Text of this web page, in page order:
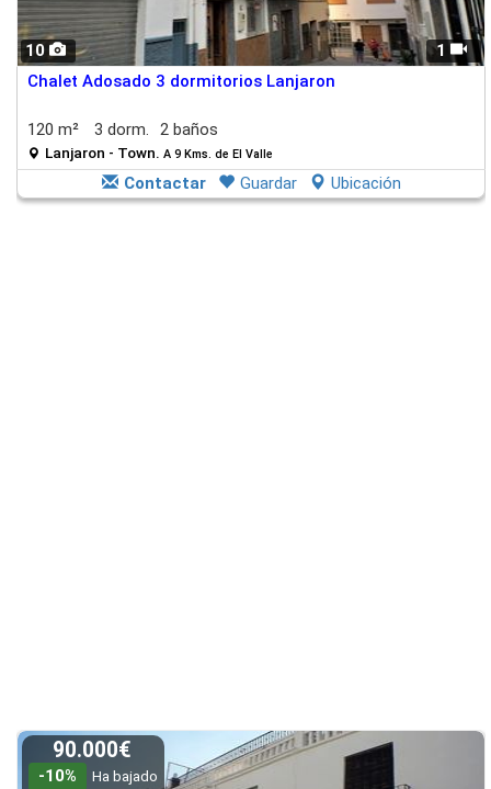
10 1
Chalet Adosado 3 dormitorios Lanjaron
120 m² 3 dorm. 2 baños
Lanjaron - Town. A 9 Kms. de El Valle
Contactar Guardar Ubicación
90.000€
-10%
Ha bajado